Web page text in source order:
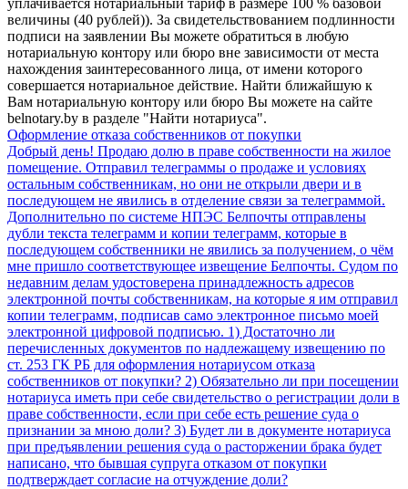
уплачивается нотариальный тариф в размере 100 % базовой
величины (40 рублей)). За свидетельствованием подлинности
подписи на заявлении Вы можете обратиться в любую
нотариальную контору или бюро вне зависимости от места
нахождения заинтересованного лица, от имени которого
совершается нотариальное действие. Найти ближайшую к
Вам нотариальную контору или бюро Вы можете на сайте
belnotary.by в разделе "Найти нотариуса".
Оформление отказа собственников от покупки
Добрый день! Продаю долю в праве собственности на жилое
помещение. Отправил телеграммы о продаже и условиях
остальным собственникам, но они не открыли двери и в
последующем не явились в отделение связи за телеграммой.
Дополнительно по системе НПЭС Белпочты отправлены
дубли текста телеграмм и копии телеграмм, которые в
последующем собственники не явились за получением, о чём
мне пришло соответствующее извещение Белпочты. Судом по
недавним делам удостоверена принадлежность адресов
электронной почты собственникам, на которые я им отправил
копии телеграмм, подписав само электронное письмо моей
электронной цифровой подписью. 1) Достаточно ли
перечисленных документов по надлежащему извещению по
ст. 253 ГК РБ для оформления нотариусом отказа
собственников от покупки? 2) Обязательно ли при посещении
нотариуса иметь при себе свидетельство о регистрации доли в
праве собственности, если при себе есть решение суда о
признании за мною доли? 3) Будет ли в документе нотариуса
при предъявлении решения суда о расторжении брака будет
написано, что бывшая супруга отказом от покупки
подтверждает согласие на отчуждение доли?